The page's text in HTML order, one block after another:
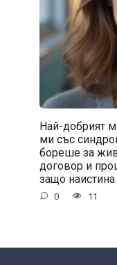
Най-добрият
ми със
бореше за
договор и
защо
0 11